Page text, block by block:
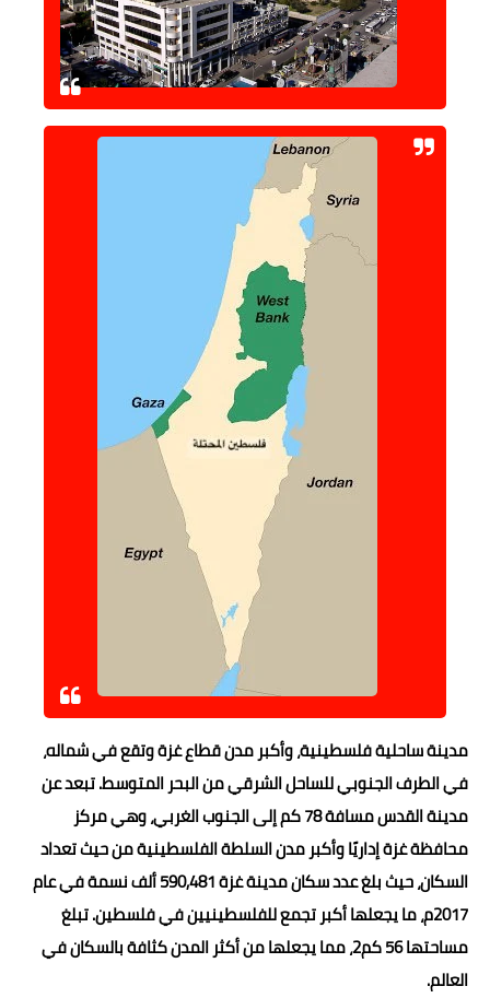
حوادث وقضايا
خدمات
الصحه والجمال
مدينة ساحلية فلسطينية، وأكبر مدن قطاع غزة وتقع في شماله،
في الطرف الجنوبي للساحل الشرقي من البحر المتوسط. تبعد عن
مدينة القدس مسافة 78 كم إلى الجنوب الغربي، وهي مركز
محافظة غزة إداريًا وأكبر مدن السلطة الفلسطينية من حيث تعداد
السكان، حيث بلغ عدد سكان مدينة غزة 590,481 ألف نسمة في عام
2017م، ما يجعلها أكبر تجمع للفلسطينيين في فلسطين. تبلغ
مساحتها 56 كم2، مما يجعلها من أكثر المدن كثافة بالسكان في
العالم.